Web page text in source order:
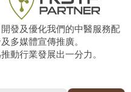
發及優化我們的中醫服務配
多媒體宣傳推廣。
動行業發展出一分力。